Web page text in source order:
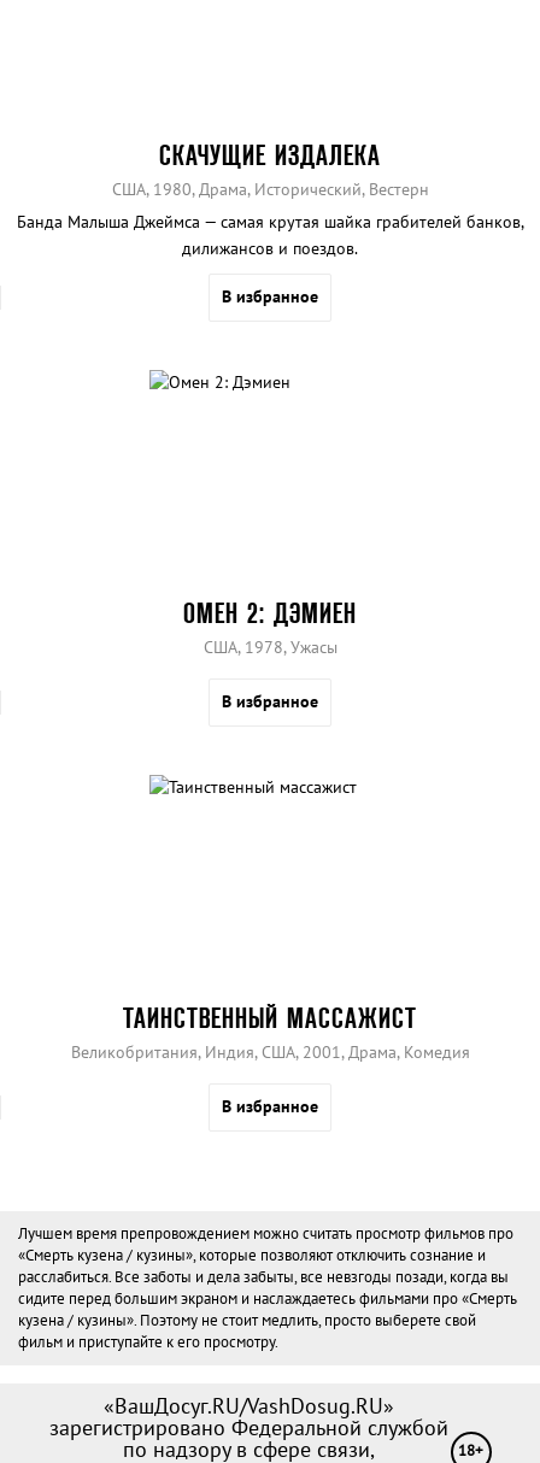
СКАЧУЩИЕ ИЗДАЛЕКА
США, 1980, Драма, Исторический, Вестерн
Банда Малыша Джеймса — самая крутая шайка грабителей банков,
дилижансов и поездов.
В избранное
ОМЕН 2: ДЭМИЕН
США, 1978, Ужасы
В избранное
ТАИНСТВЕННЫЙ МАССАЖИСТ
Великобритания, Индия, США, 2001, Драма, Комедия
В избранное
Лучшем время препровождением можно считать просмотр фильмов про
«Смерть кузена / кузины», которые позволяют отключить сознание и
расслабиться. Все заботы и дела забыты, все невзгоды позади, когда вы
сидите перед большим экраном и наслаждаетесь фильмами про «Смерть
кузена / кузины». Поэтому не стоит медлить, просто выберете свой
фильм и приступайте к его просмотру.
«ВашДосуг.RU/VashDosug.RU»
зарегистрировано Федеральной службой
по надзору в сфере связи, 18+